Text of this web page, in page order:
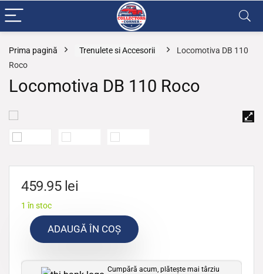
Prima pagină Trenulete si Accesorii
Locomotiva DB 110
Roco
Locomotiva DB 110 Roco
459.95 lei
1 în stoc
ADAUGĂ ÎN COȘ
Cumpără acum, plătește mai târziu